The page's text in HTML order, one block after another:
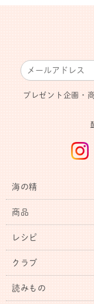
プレゼント企画・
海の精
商品
レシピ
クラブ
読みもの